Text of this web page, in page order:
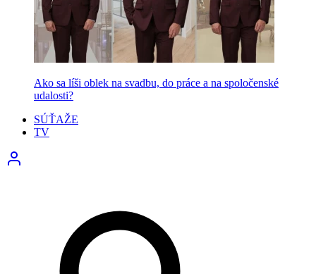
Ako sa líši oblek na svadbu, do práce a na spoločenské
udalosti?
SÚŤAŽE
TV